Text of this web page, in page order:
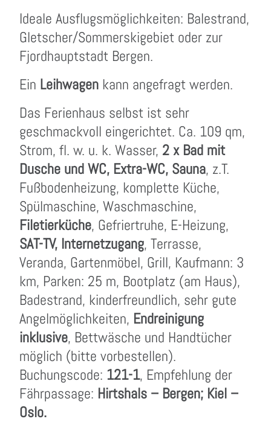
Ideale Ausflugsmöglichkeiten: Balestrand,
Gletscher/Sommerskigebiet oder zur
Fjordhauptstadt Bergen.
Ein Leihwagen kann angefragt werden.
Das Ferienhaus selbst ist sehr
geschmackvoll eingerichtet. Ca. 109 qm,
Strom, fl. w. u. k. Wasser, 2 x Bad mit
Dusche und WC, Extra-WC, Sauna, z.T.
Fußbodenheizung, komplette Küche,
Spülmaschine, Waschmaschine,
Filetierküche, Gefriertruhe, E-Heizung,
SAT-TV, Internetzugang, Terrasse,
Veranda, Gartenmöbel, Grill, Kaufmann: 3
km, Parken: 25 m, Bootplatz (am Haus),
Badestrand, kinderfreundlich, sehr gute
Angelmöglichkeiten, Endreinigung
inklusive, Bettwäsche und Handtücher
möglich (bitte vorbestellen).
Buchungscode: 121-1, Empfehlung der
Fährpassage: Hirtshals – Bergen; Kiel –
Oslo.